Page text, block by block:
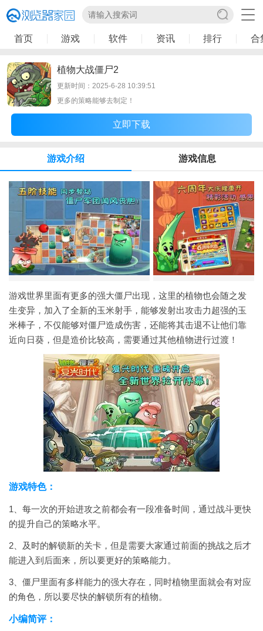
首页 游戏 软件 资讯 排行 合
植物大战僵尸2
更新时间：2025-6-28 10:39:51
更多的策略能够去制定！
立即下载
游戏介绍 游戏信息
游戏世界里面有更多的强大僵尸出现，这里的植物也会随之发
生变异，加入了全新的玉米射手，能够发射出攻击力超强的玉
米棒子，不仅能够对僵尸造成伤害，还能将其击退不让他们靠
近向日葵，但是造价比较高，需要通过其他植物进行过渡！
游戏特色：
1、每一次的开始进攻之前都会有一段准备时间，通过战斗更快
的提升自己的策略水平。
2、及时的解锁新的关卡，但是需要大家通过前面的挑战之后才
能进入到后面来，所以要更好的策略能力。
3、僵尸里面有多样能力的强大存在，同时植物里面就会有对应
的角色，所以要尽快的解锁所有的植物。
小编简评：